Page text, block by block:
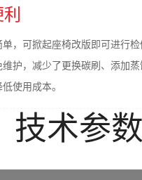
单，可掀起座椅改版即可进行
维护，减少了更换碳刷、添加
使用成本。
技术参数